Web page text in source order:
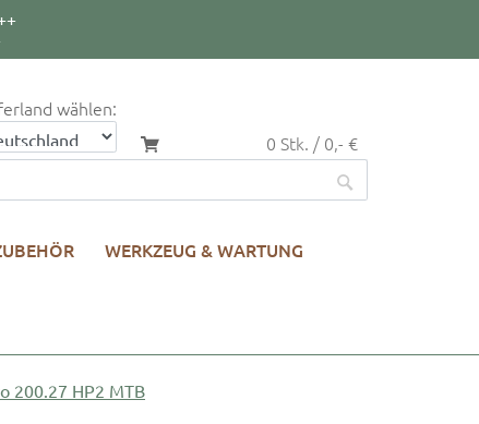
wählen:
0 Stk. / 0,- €
WERKZEUG & WARTUNG
200.27 HP2 MTB